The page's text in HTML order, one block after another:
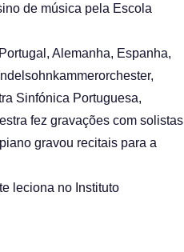
de música pela Escola
Alemanha, Espanha,
Sinfónica Portuguesa,
fez gravações com solistas
gravou recitais para a
leciona no Instituto